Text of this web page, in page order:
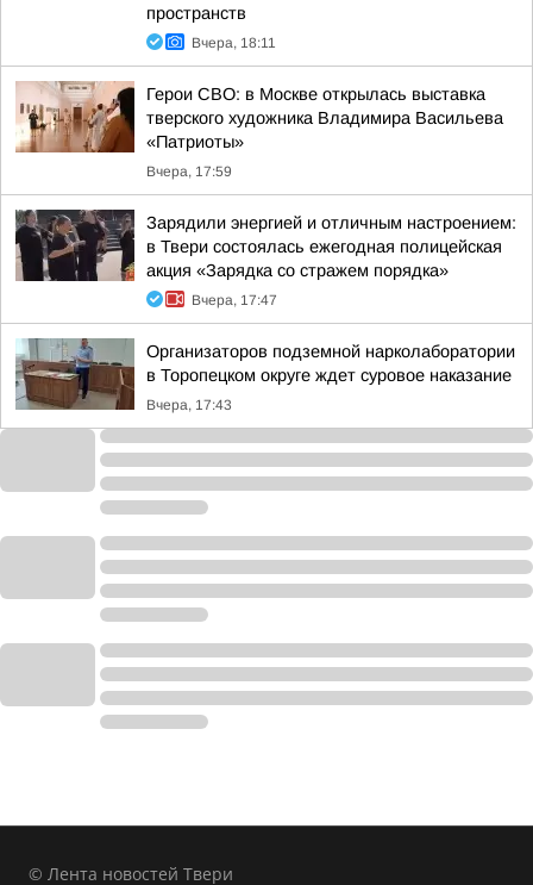
пространств
Вчера, 18:11
Герои СВО: в Москве открылась выставка
тверского художника Владимира Васильева
«Патриоты»
Вчера, 17:59
Зарядили энергией и отличным настроением:
в Твери состоялась ежегодная полицейская
акция «Зарядка со стражем порядка»
Вчера, 17:47
Организаторов подземной нарколаборатории
в Торопецком округе ждет суровое наказание
Вчера, 17:43
© Лента новостей Твери